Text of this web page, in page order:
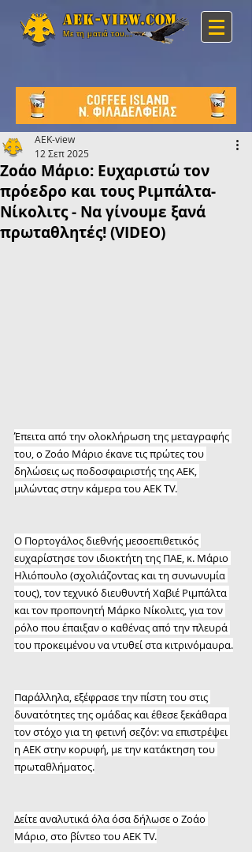
Aek-view.com
Με τη ματιά του...
Ζοάο Μάριο: Ευχαριστώ τον
πρόεδρο και τους Ριμπάλτα-
Νίκολιτς - Να γίνουμε ξανά
πρωταθλητές! (VIDEO)
AEK-view
12 Σεπ 2025
Έπειτα από την ολοκλήρωση της μεταγραφής
του, ο Ζοάο Μάριο έκανε τις πρώτες του
δηλώσεις ως ποδοσφαιριστής της ΑΕΚ,
μιλώντας στην κάμερα του ΑΕΚ TV.
Ο Πορτογάλος διεθνής μεσοεπιθετικός
ευχαρίστησε τον ιδιοκτήτη της ΠΑΕ, κ. Μάριο
Ηλιόπουλο (σχολιάζοντας και τη συνωνυμία
τους), τον τεχνικό διευθυντή Χαβιέ Ριμπάλτα
και τον προπονητή Μάρκο Νίκολιτς, για τον
ρόλο που έπαιξαν ο καθένας από την πλευρά
του προκειμένου να ντυθεί στα κιτρινόμαυρα.
Παράλληλα, εξέφρασε την πίστη του στις
δυνατότητες της ομάδας και έθεσε ξεκάθαρα
τον στόχο για τη φετινή σεζόν: να επιστρέψει
η AEK στην κορυφή, με την κατάκτηση του
πρωταθλήματος.
Δείτε αναλυτικά όλα όσα δήλωσε ο Ζοάο
Μάριο, στο βίντεο του AEK TV.